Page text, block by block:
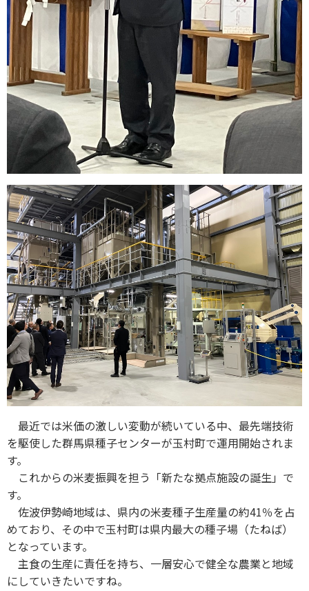
最近では米価の激しい変動が続いている中、最先端技術
を駆使した群馬県種子センターが玉村町で運用開始されま
す。
これからの米麦振興を担う「新たな拠点施設の誕生」で
す。
佐波伊勢崎地域は、県内の米麦種子生産量の約41％を占
めており、その中で玉村町は県内最大の種子場（たねば）
となっています。
主食の生産に責任を持ち、一層安心で健全な農業と地域
にしていきたいですね。